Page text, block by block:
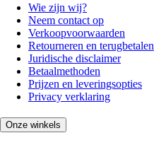
Wie zijn wij?
Neem contact op
Verkoopvoorwaarden
Retourneren en terugbetalen
Juridische disclaimer
Betaalmethoden
Prijzen en leveringsopties
Privacy verklaring
Onze winkels